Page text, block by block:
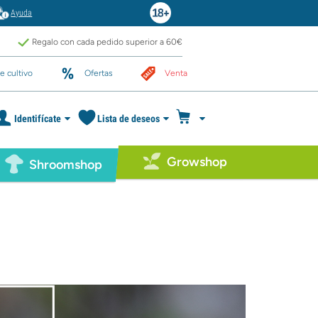
Ayuda
Regalo con cada pedido superior a 60€
cultivo Ofertas Venta
Identifícate Lista de deseos
Shroomshop Growshop